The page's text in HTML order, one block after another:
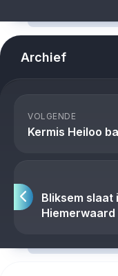
Archief
VOLGENDE
Kermis Heiloo
Bliksem slaat
Hiemerwaard